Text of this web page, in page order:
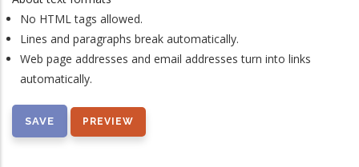
No HTML tags allowed.
Lines and paragraphs break automatically.
Web page addresses and email addresses turn into links
automatically.